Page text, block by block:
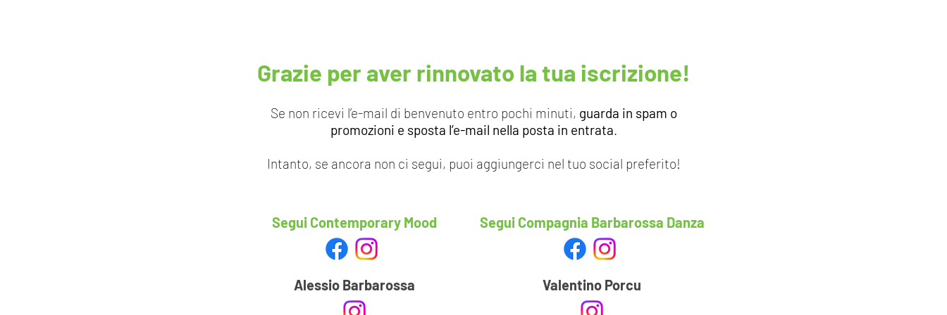
Grazie per aver rinnovato la tua iscrizione!
Se non ricevi l’e-mail di benvenuto entro pochi minuti, guarda in spam o
promozioni e sposta l’e-mail nella posta in entrata.
Intanto, se ancora non ci segui, puoi aggiungerci nel tuo social preferito!
Segui Contemporary Mood Segui Compagnia Barbarossa Danza
Alessio Barbarossa Valentino Porcu